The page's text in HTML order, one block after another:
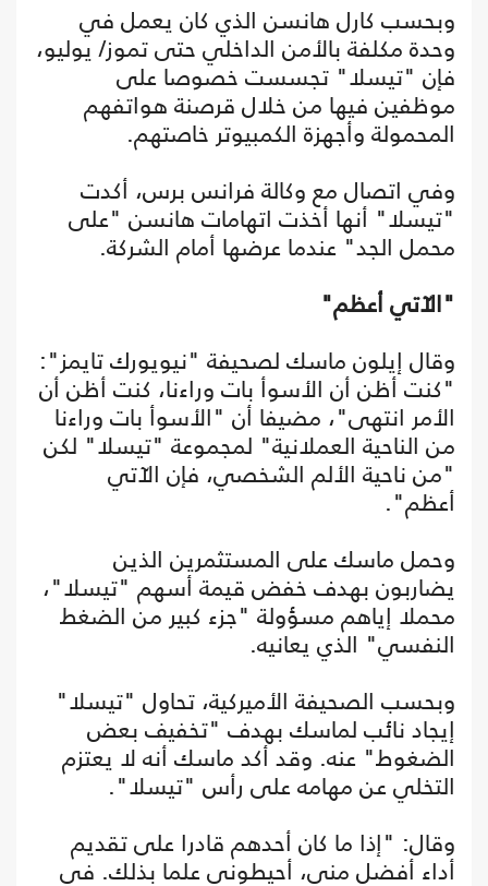
وبحسب كارل هانسن الذي كان يعمل في
وحدة مكلفة بالأمن الداخلي حتى تموز/ يوليو،
فإن "تيسلا" تجسست خصوصا على
موظفين فيها من خلال قرصنة هواتفهم
المحمولة وأجهزة الكمبيوتر خاصتهم.
وفي اتصال مع وكالة فرانس برس، أكدت
"تيسلا" أنها أخذت اتهامات هانسن "على
محمل الجد" عندما عرضها أمام الشركة.
"الآتي أعظم"
وقال إيلون ماسك لصحيفة "نيويورك تايمز":
"كنت أظن أن الأسوأ بات وراءنا، كنت أظن أن
الأمر انتهى"، مضيفا أن "الأسوأ بات وراءنا
من الناحية العملانية" لمجموعة "تيسلا" لكن
"من ناحية الألم الشخصي، فإن الآتي
أعظم".
وحمل ماسك على المستثمرين الذين
يضاربون بهدف خفض قيمة أسهم "تيسلا"،
محملا إياهم مسؤولة "جزء كبير من الضغط
النفسي" الذي يعانيه.
وبحسب الصحيفة الأميركية، تحاول "تيسلا"
إيجاد نائب لماسك بهدف "تخفيف بعض
الضغوط" عنه. وقد أكد ماسك أنه لا يعتزم
التخلي عن مهامه على رأس "تيسلا".
وقال: "إذا ما كان أحدهم قادرا على تقديم
أداء أفضل مني، أحيطوني علما بذلك. في